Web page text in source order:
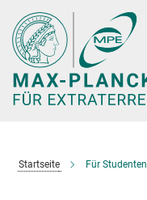
Hauptinhalt
Startseite Für Studenten